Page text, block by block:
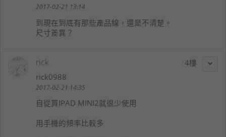
2017-02-21 13:14
到現在到底有那些產品線，還是不清楚。
尺寸差異？
4
rick
rick0988
2017-02-21 14:35
自從買IPAD MINI2就很少使用
用手機的頻率比較多